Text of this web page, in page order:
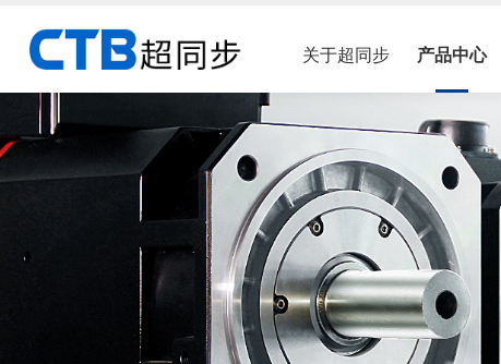
关于超同步
公司简介 企
荣誉资质 厂房
联系我们 加
产品中心
数控系统
HOST50车铣数控系统
机床行业
液压伺服行业
木工行业
服